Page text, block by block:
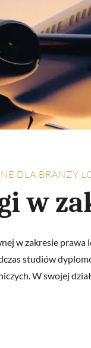
DLA BRANŻY
w
w zakresie
studiów
W swojej